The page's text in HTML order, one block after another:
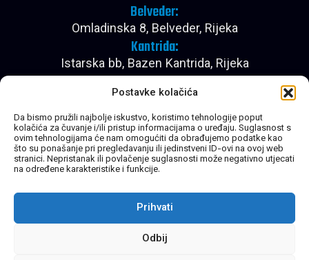
Postavke kolačića
Da bismo pružili najbolje iskustvo, koristimo tehnologije poput
kolačića za čuvanje i/ili pristup informacijama o uređaju. Suglasnost s
ovim tehnologijama će nam omogućiti da obrađujemo podatke kao
što su ponašanje pri pregledavanju ili jedinstveni ID-ovi na ovoj web
stranici. Nepristanak ili povlačenje suglasnosti može negativno utjecati
na određene karakteristike i funkcije.
Prihvati
Odbij
Belveder:
Omladinska 8, Belveder, Rijeka
Kantrida:
Istarska bb, Bazen Kantrida, Rijeka
Pon - Pet:
08:00 - 22:30
Subota:
08:00 - 20:30
Nedjelja:
Zatvoreno
Brzi linkoviSocijalne mreže
Facebook
Instagram